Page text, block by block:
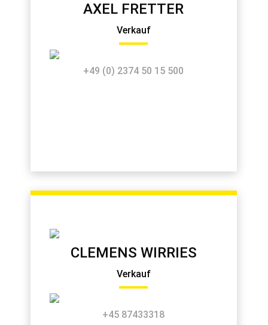
AXEL FRETTER
Verkauf
+49 (0) 2374 50 15 500
CLEMENS WIRRIES
Verkauf
+45 87433318